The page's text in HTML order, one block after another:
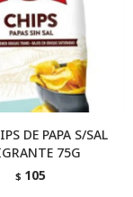
DE PAPA S/SAL
75G
$ 105